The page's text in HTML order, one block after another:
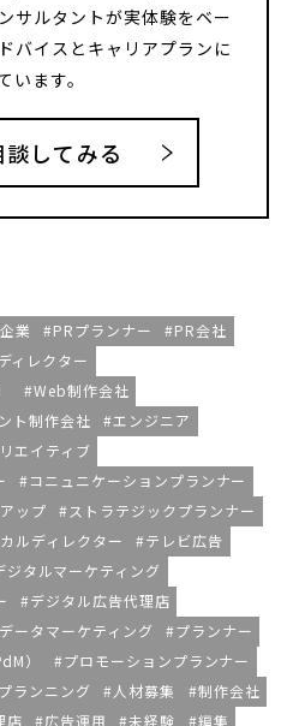
サルタントが実体験をベー
バイスとキャリアプランに
ます。
してみる
業 PRプランナー
PR会社
ィレクター
Web制作会社
ト制作会社
エンジニア
エイティブ
コニュニケーションプランナー
ップ
ストラテジックプランナー
ルディレクター
テレビ広告
ジタルマーケティング
デジタル広告代理店
データマーケティング
プランナー
）
プロモーションプランナー
ランニング 人材募集
制作会社
店 広告運用 未経験 編集